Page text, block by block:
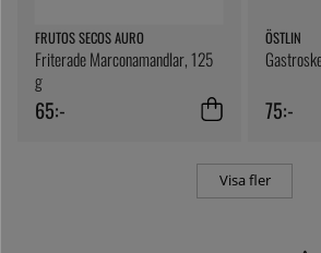
FRUTOS SECOS AURO
Friterade Marconamandlar, 125
g
65:-
ÖSTLIN
75:-
Visa fler